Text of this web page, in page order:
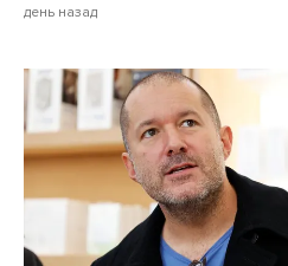
день назад